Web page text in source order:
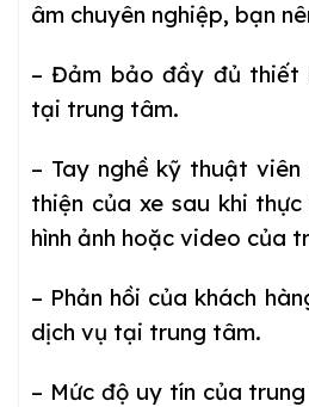
âm chuyên nghiệp, bạn
– Đảm bảo đầy đủ thiết
tại trung tâm.
– Tay nghề kỹ thuật
thiện của xe sau khi
hình ảnh hoặc video của
– Phản hồi của khách
dịch vụ tại trung tâm.
– Mức độ uy tín của